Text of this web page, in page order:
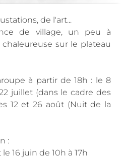
de l'art...
de village, un peu à
sur le plateau
à partir de 18h : le 8
juillet (dans le cadre des
12 et 26 août (Nuit de la
:
le 16 juin de 10h à 17h